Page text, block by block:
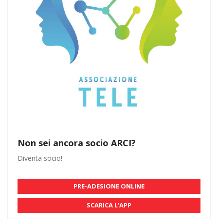
Non sei ancora socio ARCI?
Diventa socio!
PRE-ADESIONE ONLINE
SCARICA L'APP